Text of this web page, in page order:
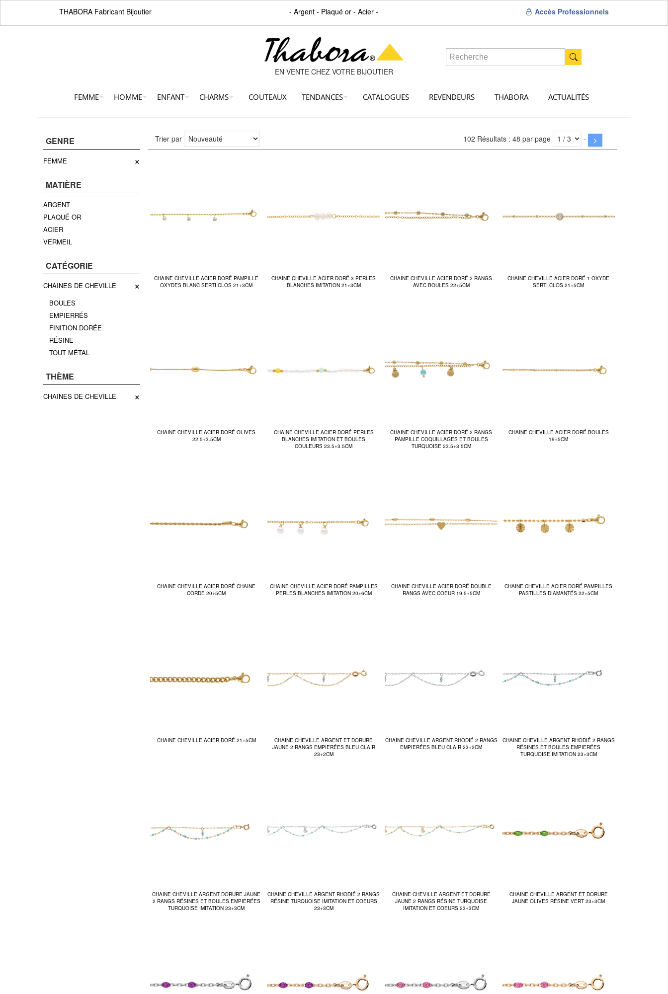
THABORA Fabricant Bijoutier - Argent - Plaqué or - Acier - Accès Professionnels
EN VENTE CHEZ VOTRE BIJOUTIER
FEMME HOMME ENFANT CHARMS COUTEAUX TENDANCES CATALOGUES REVENDEURS THABORA ACTUALITÉS
Trier par 102 Résultats : 48 par page - >
CHAINE CHEVILLE ACIER DORÉ PAMPILLE
OXYDES BLANC SERTI CLOS 21+3CM
CHAINE CHEVILLE ACIER DORÉ 3 PERLES
BLANCHES IMITATION 21+3CM
CHAINE CHEVILLE ACIER DORÉ 2 RANGS
AVEC BOULES 22+5CM
CHAINE CHEVILLE ACIER DORÉ 1 OXYDE
SERTI CLOS 21+5CM
CHAINE CHEVILLE ACIER DORÉ OLIVES
22.5+3.5CM
CHAINE CHEVILLE ACIER DORÉ PERLES
BLANCHES IMITATION ET BOULES
COULEURS 23.5+3.5CM
CHAINE CHEVILLE ACIER DORÉ 2 RANGS
PAMPILLE COQUILLAGES ET BOULES
TURQUOISE 23.5+3.5CM
CHAINE CHEVILLE ACIER DORÉ BOULES
19+5CM
CHAINE CHEVILLE ACIER DORÉ CHAINE
CORDE 20+5CM
CHAINE CHEVILLE ACIER DORÉ PAMPILLES
PERLES BLANCHES IMITATION 20+6CM
CHAINE CHEVILLE ACIER DORÉ DOUBLE
RANGS AVEC COEUR 19.5+5CM
CHAINE CHEVILLE ACIER DORÉ PAMPILLES
PASTILLES DIAMANTÉS 22+5CM
CHAINE CHEVILLE ACIER DORÉ 21+5CM
CHAINE CHEVILLE ARGENT ET DORURE
JAUNE 2 RANGS EMPIERÉES BLEU CLAIR
23+2CM
CHAINE CHEVILLE ARGENT RHODIÉ 2 RANGS
EMPIERÉES BLEU CLAIR 23+2CM
CHAINE CHEVILLE ARGENT RHODIÉ 2 RANGS
RÉSINES ET BOULES EMPIERÉES
TURQUOISE IMITATION 23+3CM
CHAINE CHEVILLE ARGENT DORURE JAUNE
2 RANGS RÉSINES ET BOULES EMPIERÉES
TURQUOISE IMITATION 23+3CM
CHAINE CHEVILLE ARGENT RHODIÉ 2 RANGS
RÉSINE TURQUOISE IMITATION ET COEURS
23+3CM
CHAINE CHEVILLE ARGENT ET DORURE
JAUNE 2 RANGS RÉSINE TURQUOISE
IMITATION ET COEURS 23+3CM
CHAINE CHEVILLE ARGENT ET DORURE
JAUNE OLIVES RÉSINE VERT 23+3CM
GENRE
FEMME ×
MATIÈRE
ARGENT
PLAQUÉ OR
ACIER
VERMEIL
CATÉGORIE
CHAINES DE CHEVILLE ×
BOULES
EMPIERRÉS
FINITION DORÉE
RÉSINE
TOUT MÉTAL
THÈME
CHAINES DE CHEVILLE ×